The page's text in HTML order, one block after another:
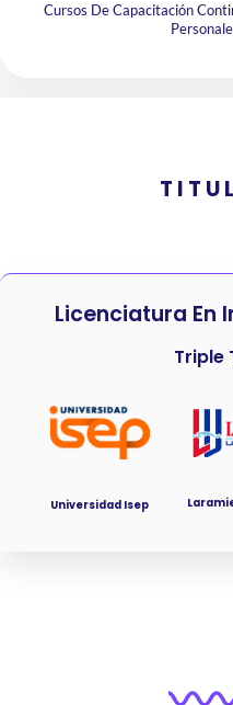
Cursos De Capacitación
Licenciatura En
Triple
Universidad Isep